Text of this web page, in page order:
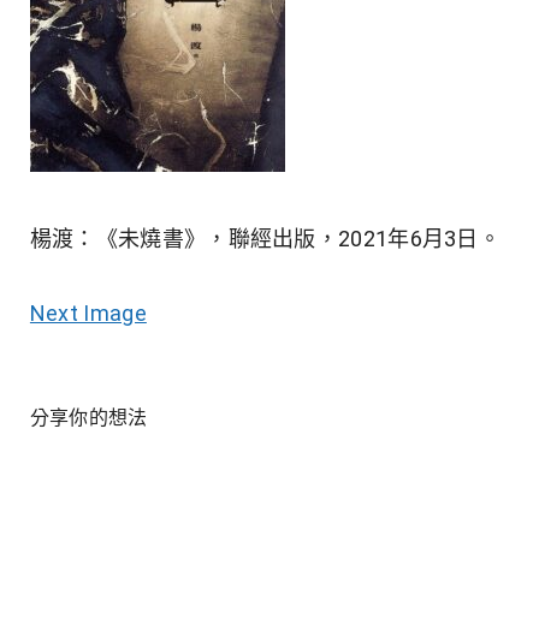
楊渡：《未燒書》，聯經出版，2021年6月3日。
Next Image
分享你的想法